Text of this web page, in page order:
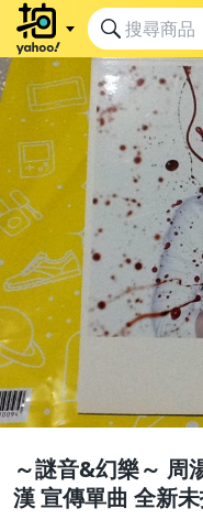
～謎音&幻樂～ 周
漢 宣傳單曲 全新